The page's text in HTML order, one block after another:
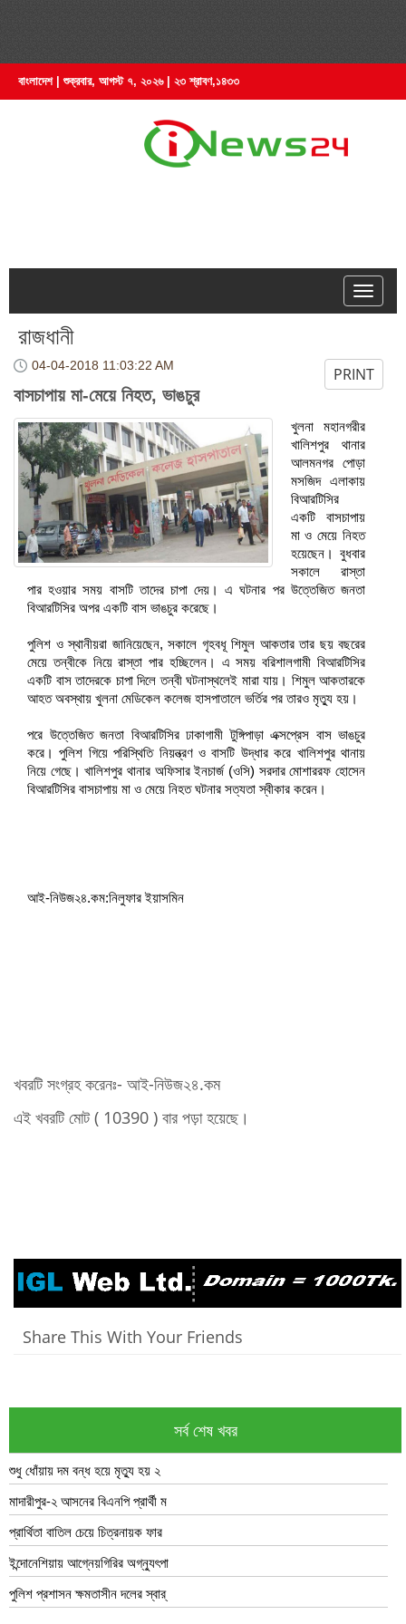
বাংলাদেশ | শুক্রবার, আগস্ট ৭, ২০২৬ | ২৩ শ্রাবণ,১৪৩৩
রাজধানী
PRINT
04-04-2018 11:03:22 AM
বাসচাপায় মা-মেয়ে নিহত, ভাঙচুর
খুলনা মহানগরীর
খালিশপুর থানার
আলমনগর পোড়া
মসজিদ এলাকায়
বিআরটিসির
একটি বাসচাপায়
মা ও মেয়ে নিহত
হয়েছেন। বুধবার
সকালে রাস্তা
পার হওয়ার সময় বাসটি তাদের চাপা দেয়। এ ঘটনার পর উত্তেজিত জনতা
বিআরটিসির অপর একটি বাস ভাঙচুর করেছে।
পুলিশ ও স্থানীয়রা জানিয়েছেন, সকালে গৃহবধূ শিমুল আকতার তার ছয় বছরের
মেয়ে তন্বীকে নিয়ে রাস্তা পার হচ্ছিলেন। এ সময় বরিশালগামী বিআরটিসির
একটি বাস তাদেরকে চাপা দিলে তন্বী ঘটনাস্থলেই মারা যায়। শিমুল আকতারকে
আহত অবস্থায় খুলনা মেডিকেল কলেজ হাসপাতালে ভর্তির পর তারও মৃত্যু হয়।
পরে উত্তেজিত জনতা বিআরটিসির ঢাকাগামী টুঙ্গিপাড়া এক্সপ্রেস বাস ভাঙচুর
করে। পুলিশ গিয়ে পরিস্থিতি নিয়ন্ত্রণ ও বাসটি উদ্ধার করে খালিশপুর থানায়
নিয়ে গেছে। খালিশপুর থানার অফিসার ইনচার্জ (ওসি) সরদার মোশাররফ হোসেন
বিআরটিসির বাসচাপায় মা ও মেয়ে নিহত ঘটনার সত্যতা স্বীকার করেন।
আই-নিউজ২৪.কম:নিলুফার ইয়াসমিন
খবরটি সংগ্রহ করেনঃ- আই-নিউজ২৪.কম
এই খবরটি মোট ( 10390 ) বার পড়া হয়েছে।
Share This With Your Friends
সর্ব শেষ খবর
শুধু ধোঁয়ায় দম বন্ধ হয়ে মৃত্যু হয় ২
মাদারীপুর-২ আসনের বিএনপি প্রার্থী ম
প্রার্থিতা বাতিল চেয়ে চিত্রনায়ক ফার
ইন্দোনেশিয়ায় আগ্নেয়গিরির অগ্ন্যুৎপা
পুলিশ প্রশাসন ক্ষমতাসীন দলের স্বার্